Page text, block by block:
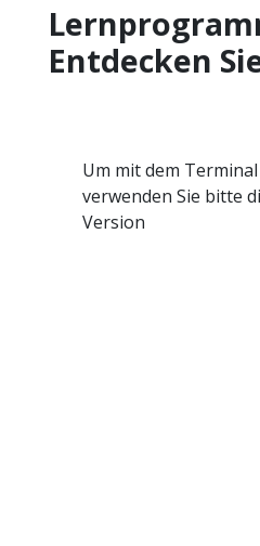
Entdecken
Um mit dem
verwenden Sie bitte
Version